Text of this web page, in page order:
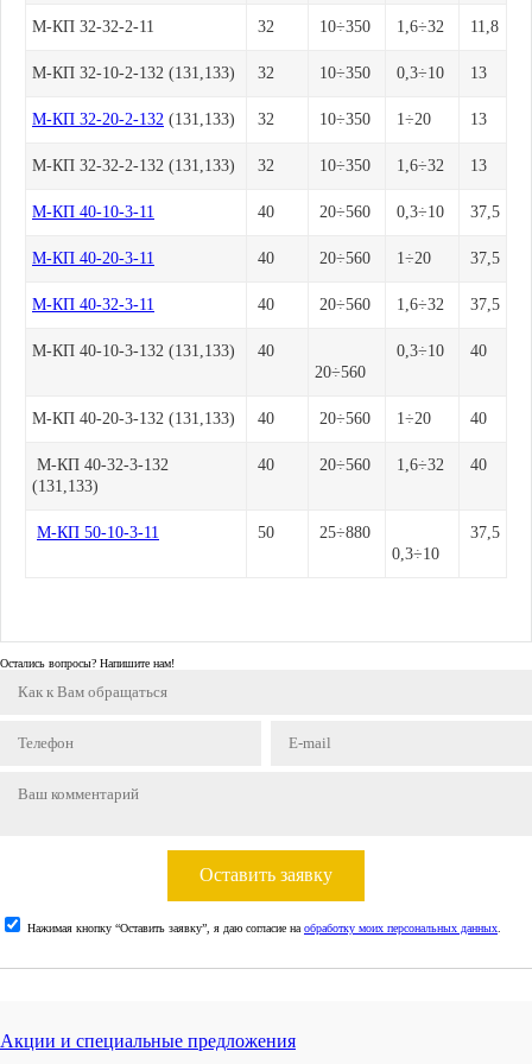
М-КП 32-32-2-11 32 10÷350 1,6÷32 11,8
М-КП 32-10-2-132 (131,133) 32 10÷350 0,3÷10 13
М-КП 32-20-2-132 (131,133) 32 10÷350 1÷20 13
М-КП 32-32-2-132 (131,133) 32 10÷350 1,6÷32 13
М-КП 40-10-3-11 40 20÷560 0,3÷10 37,5
М-КП 40-20-3-11 40 20÷560 1÷20 37,5
М-КП 40-32-3-11 40 20÷560 1,6÷32 37,5
М-КП 40-10-3-132 (131,133)
40
20÷560
0,3÷10 40
М-КП 40-20-3-132 (131,133) 40 20÷560 1÷20 40
М-КП 40-32-3-132
(131,133)
40 20÷560 1,6÷32 40
М-КП 50-10-3-11 50
25÷880
0,3÷10
37,5
Остались вопросы? Напишите нам!
Оставить заявку
Нажимая кнопку “Оставить заявку”, я даю согласие на обработку моих персональных данных
Акции и специальные предложения